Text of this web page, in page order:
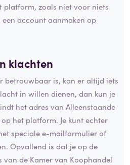
zoals niet voor niets
een account aanmaken op
klachten
betrouwbaar is, kan er altijd iets
in willen dienen, dan kun je
het adres van Alleenstaande
het platform. Je kunt echter
speciale e-mailformulier of
Opvallend is dat je op de
van de Kamer van Koophandel